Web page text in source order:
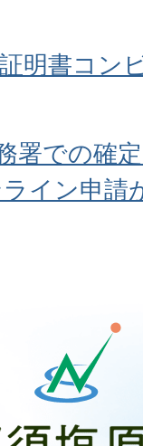
証明書コン
署での確
イン申請